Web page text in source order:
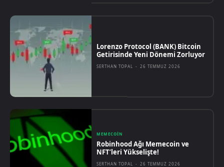
Lorenzo Protocol (BANK) Bitcoin
Getirisinde Yeni Dönemi Zorluyor
SERTHAN TOPAL - 26 TEMMUZ 2026
MEMECOIN
Robinhood Ağı Memecoin ve
NFT’leri Yükselişte!
SERTHAN TOPAL - 26 TEMMUZ 2026